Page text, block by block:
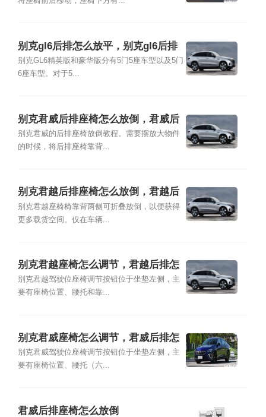
别克gl6后排怎么放平，别克gl6后排
座椅放倒图解
别克GL6精英版和豪华版分有5门5座车型以及5门
6座车型。对于5...
别克君威后排座椅怎么放倒，君威后
排座椅怎么拆装
别克君威的后排座椅放倒教程。需要摆放大物件
的时候，将后排座椅靠背...
别克君越后排座椅怎么放倒，君越后
排座椅拆卸方法
别克君越座椅椅靠背两侧可折叠放倒，以便获得
更多载货空间。仅在车辆...
别克君越座椅怎么调节，君越后排怎
么放倒图解
别克君越驾驶位座椅调节按钮位于坐垫左侧，主
要有座椅位置、腰托和靠...
别克君威座椅怎么调节，君威后排怎
么放倒图解
别克君威驾驶位座椅调节按钮位于坐垫左侧，主
要有座椅位置、腰托（六...
君威后排座椅怎么放倒